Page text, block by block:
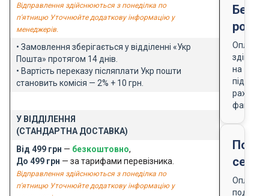
Відправлення здійснюються з понеділка по
п'ятницю Уточнюйте додаткову інформацію у
менеджерів.
• Замовлення зберігається у відділенні «Укр
Пошта» протягом 14 днів.
• Вартість переказу післяплати Укр пошти
становить комісія — 2% + 10 грн.
У ВІДДІЛЕННЯ
(СТАНДАРТНА ДОСТАВКА)
Від 499 грн — безкоштовно,
До 499 грн — за тарифами перевізника.
Відправлення здійснюються з понеділка по
п'ятницю Уточнюйте додаткову інформацію у
Оплата
на
підставі
рахунку-
фактури
Оплата